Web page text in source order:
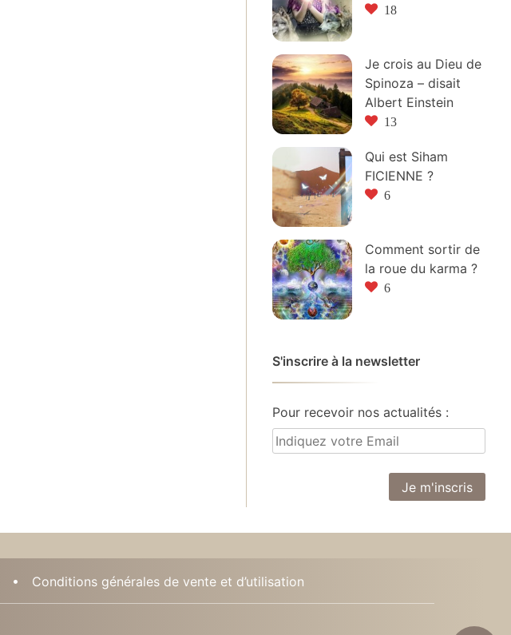
18
Je crois au Dieu de
Spinoza – disait
Albert Einstein
13
Qui est Siham
FICIENNE ?
6
Comment sortir de
la roue du karma ?
6
S'inscrire à la newsletter
Pour recevoir nos actualités :
Conditions générales de vente et d’utilisation